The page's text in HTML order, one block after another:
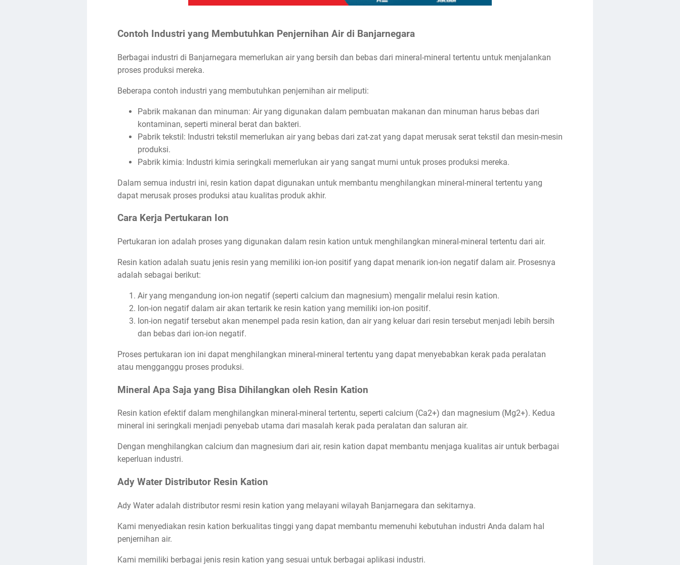
Contoh Industri yang Membutuhkan Penjernihan Air di Banjarnegara
Berbagai industri di Banjarnegara memerlukan air yang bersih dan bebas dari mineral-mineral tertentu untuk menjalankan
proses produksi mereka.
Beberapa contoh industri yang membutuhkan penjernihan air meliputi:
Pabrik makanan dan minuman: Air yang digunakan dalam pembuatan makanan dan minuman harus bebas dari
kontaminan, seperti mineral berat dan bakteri.
Pabrik tekstil: Industri tekstil memerlukan air yang bebas dari zat-zat yang dapat merusak serat tekstil dan mesin-mesin
produksi.
Pabrik kimia: Industri kimia seringkali memerlukan air yang sangat murni untuk proses produksi mereka.
Dalam semua industri ini, resin kation dapat digunakan untuk membantu menghilangkan mineral-mineral tertentu yang
dapat merusak proses produksi atau kualitas produk akhir.
Cara Kerja Pertukaran Ion
Pertukaran ion adalah proses yang digunakan dalam resin kation untuk menghilangkan mineral-mineral tertentu dari air.
Resin kation adalah suatu jenis resin yang memiliki ion-ion positif yang dapat menarik ion-ion negatif dalam air. Prosesnya
adalah sebagai berikut:
Air yang mengandung ion-ion negatif (seperti calcium dan magnesium) mengalir melalui resin kation.
Ion-ion negatif dalam air akan tertarik ke resin kation yang memiliki ion-ion positif.
Ion-ion negatif tersebut akan menempel pada resin kation, dan air yang keluar dari resin tersebut menjadi lebih bersih
dan bebas dari ion-ion negatif.
Proses pertukaran ion ini dapat menghilangkan mineral-mineral tertentu yang dapat menyebabkan kerak pada peralatan
atau mengganggu proses produksi.
Mineral Apa Saja yang Bisa Dihilangkan oleh Resin Kation
Resin kation efektif dalam menghilangkan mineral-mineral tertentu, seperti calcium (Ca2+) dan magnesium (Mg2+). Kedua
mineral ini seringkali menjadi penyebab utama dari masalah kerak pada peralatan dan saluran air.
Dengan menghilangkan calcium dan magnesium dari air, resin kation dapat membantu menjaga kualitas air untuk berbagai
keperluan industri.
Ady Water Distributor Resin Kation
Ady Water adalah distributor resmi resin kation yang melayani wilayah Banjarnegara dan sekitarnya.
Kami menyediakan resin kation berkualitas tinggi yang dapat membantu memenuhi kebutuhan industri Anda dalam hal
penjernihan air.
Kami memiliki berbagai jenis resin kation yang sesuai untuk berbagai aplikasi industri.